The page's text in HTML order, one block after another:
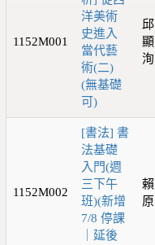
1152M001
洋美術
史進入
當代藝
術(二)
(無基礎
可)
邱
顯
洵
1152M002
[書法] 書
法基礎
入門(週
三下午
班)(新增
7/8 停課
｜延後
賴
原